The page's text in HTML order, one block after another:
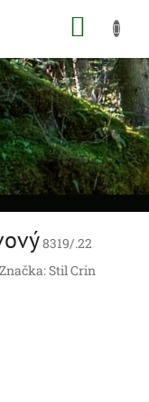
8319/.22
Značka:Stil Crin